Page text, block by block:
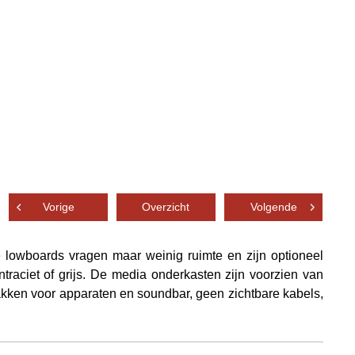
Vorige Overzicht Volgende
vragen maar weinig ruimte en zijn optioneel
of grijs. De media onderkasten zijn voorzien van
voor apparaten en soundbar, geen zichtbare kabels,